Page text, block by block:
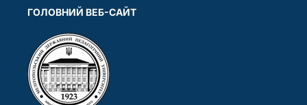
ГОЛОВНИЙ ВЕБ-САЙТ